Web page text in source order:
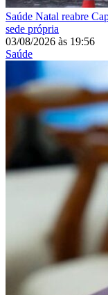
Saúde Natal reabre
sede própria
03/08/2026 às 19:56
Saúde